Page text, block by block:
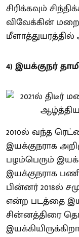
சிரிக்கவும்
விவேக்கின்
மீளாத்துயரத்தில்
4) இயக்குநர்
2010ல் வந்த
இயக்குநராக
பழம்பெரும்
இயக்குநராக
பின்னர் 2018ல்
என்ற படத்தை
சின்னத்திரை